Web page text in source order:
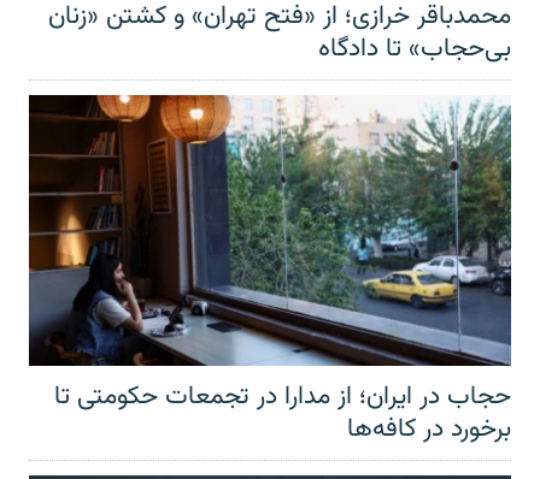
محمدباقر خرازی؛ از «فتح تهران» و کشتن «زنان
بی‌حجاب» تا دادگاه
حجاب در ایران؛ از مدارا در تجمعات حکومتی تا
برخورد در کافه‌ها